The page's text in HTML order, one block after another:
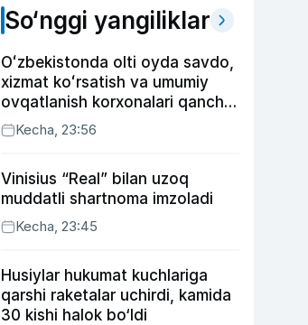
So‘nggi yangiliklar
Oʻzbekistonda olti oyda savdo,
xizmat koʻrsatish va umumiy
ovqatlanish korxonalari qancha
soliq toʻlagani ochiqlandi
Kecha, 23:56
Vinisius “Real” bilan uzoq
muddatli shartnoma imzoladi
Kecha, 23:45
Husiylar hukumat kuchlariga
qarshi raketalar uchirdi, kamida
30 kishi halok bo‘ldi